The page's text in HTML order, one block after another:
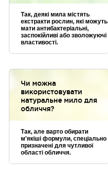
програмах з охорони
арганових лісів Марокко.
Так, деякі мила містять
екстракти рослин, які можуть
мати антибактеріальні,
заспокійливі або зволожуючі
властивості.
Чи можна
використовувати
натуральне мило для
обличчя?
Так, але варто обирати
м'якіші формули, спеціально
призначені для чутливої
області обличчя.